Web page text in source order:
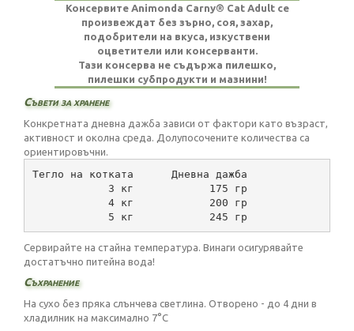
Консервите Animonda Carny® Cat Adult се
произвеждат без зърно, соя, захар,
подобрители на вкуса, изкуствени
оцветители или консерванти.
Тази консерва не съдържа пилешко,
пилешки субпродукти и мазнини!
Съвети за хранене
Конкретната дневна дажба зависи от фактори като възраст,
активност и околна среда. Долупосочените количества са
ориентировъчни.
Тегло на котката      Дневна дажба
            3 кг            175 гр
            4 кг            200 гр
            5 кг            245 гр
Сервирайте на стайна температура. Винаги осигурявайте
достатъчно питейна вода!
Съхранение
На сухо без пряка слънчева светлина. Отворено - до 4 дни в
хладилник на максимално 7°C